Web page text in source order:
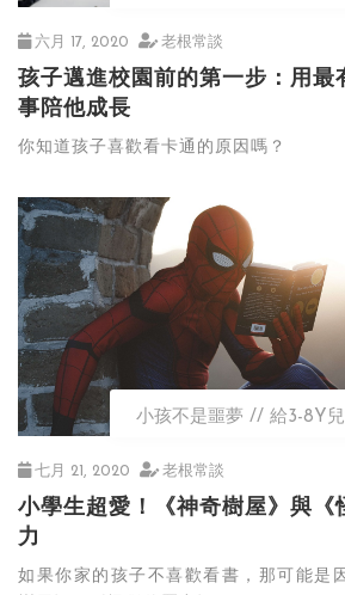
六月 17, 2020 老根常談
孩子邁進校園前的第一步：用最
事陪他成長
你知道孩子喜歡看卡通的原因嗎？
小孩不是噩夢 給3-8Y
七月 21, 2020 老根常談
小學生超愛！《神奇樹屋》與《
力
如果你家的孩子不喜歡看書，那可能是